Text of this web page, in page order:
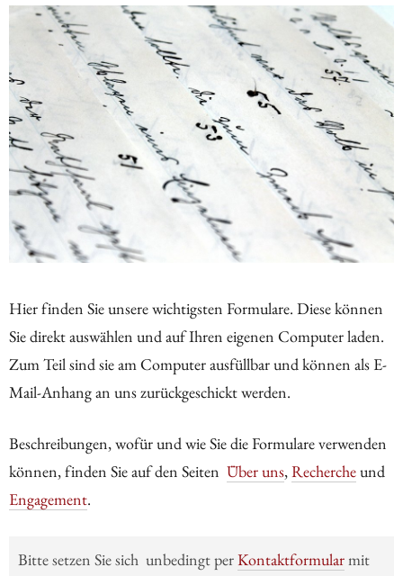
Hier finden Sie unsere wichtigsten Formulare. Diese können
Sie direkt auswählen und auf Ihren eigenen Computer laden.
Zum Teil sind sie am Computer ausfüllbar und können als E-
Mail-Anhang an uns zurückgeschickt werden.
Beschreibungen, wofür und wie Sie die Formulare verwenden
können, finden Sie auf den Seiten Über uns,Rechercheund
Engagement.
Bitte setzen Sie sich unbedingt perKontaktformularmit